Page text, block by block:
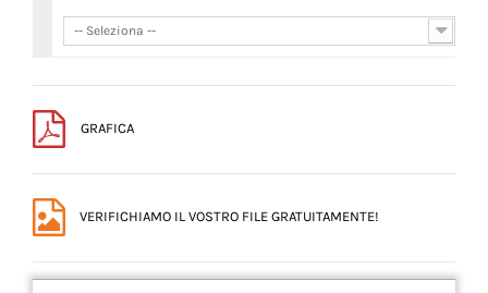
-- Seleziona --
-- Seleziona --
GRAFICA
VERIFICHIAMO IL VOSTRO FILE GRATUITAMENTE!